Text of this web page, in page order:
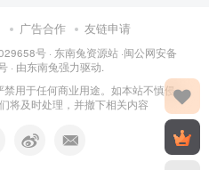
广告合作 友链申请
号 · 东南兔资源站 ·闽公网安备
· 由东南兔强力驱动.
用于任何商业用途。如本站不慎侵
将及时处理，并撤下相关内容